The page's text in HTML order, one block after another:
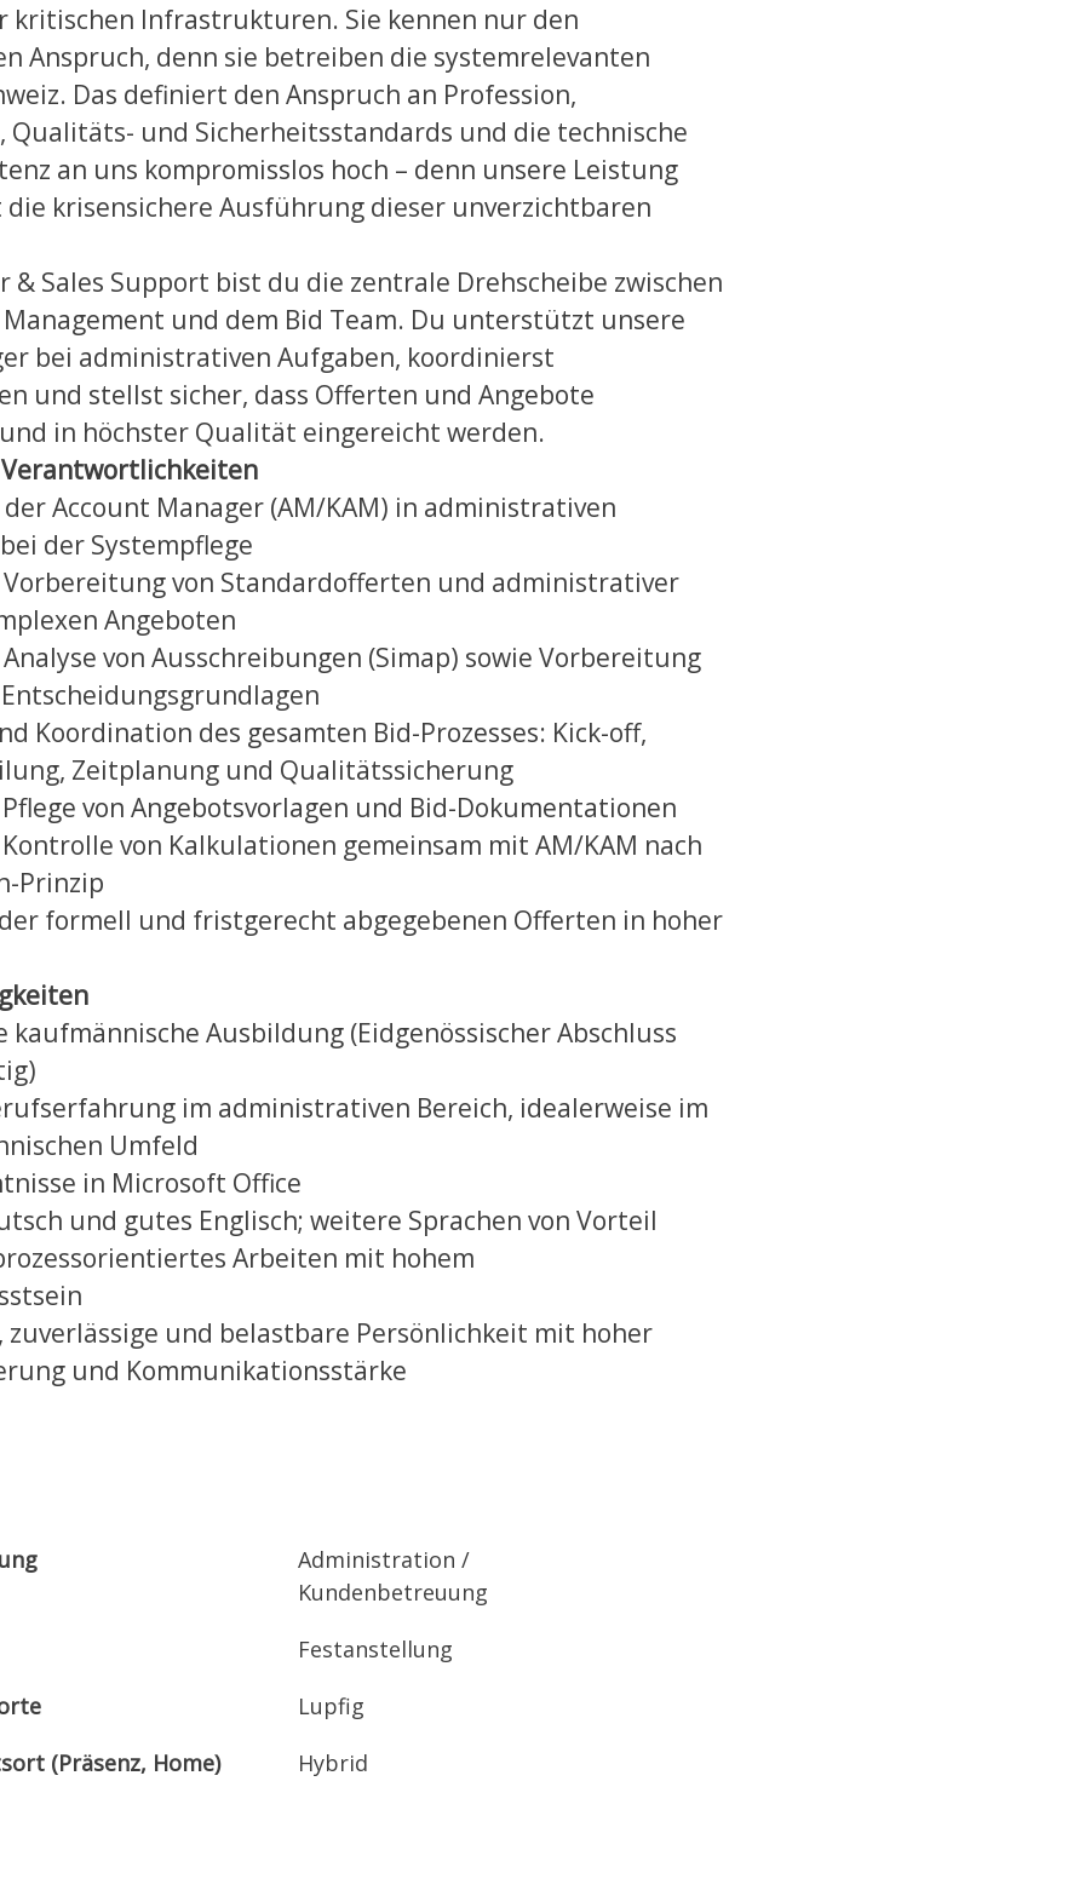
kritischen Infrastrukturen. Sie kennen nur den
Anspruch, denn sie betreiben die systemrelevanten
Das definiert den Anspruch an Profession,
Qualitäts- und Sicherheitsstandards und die technische
an uns kompromisslos hoch – denn unsere Leistung
krisensichere Ausführung dieser unverzichtbaren
& Sales Support bist du die zentrale Drehscheibe zwischen
Management und dem Bid Team. Du unterstützt unsere
bei administrativen Aufgaben, koordinierst
und stellst sicher, dass Offerten und Angebote
in höchster Qualität eingereicht werden.
Account Manager (AM/KAM) in administrativen
der Systempflege
von Standardofferten und administrativer
Angeboten
von Ausschreibungen (Simap) sowie Vorbereitung
Koordination des gesamten Bid-Prozesses: Kick-off,
Zeitplanung und Qualitätssicherung
von Angebotsvorlagen und Bid-Dokumentationen
von Kalkulationen gemeinsam mit AM/KAM nach
Prinzip
formell und fristgerecht abgegebenen Offerten in hoher
kaufmännische Ausbildung (Eidgenössischer Abschluss
im administrativen Bereich, idealerweise im
Umfeld
in Microsoft Office
und gutes Englisch; weitere Sprachen von Vorteil
Arbeiten mit hohem
zuverlässige und belastbare Persönlichkeit mit hoher
und Kommunikationsstärke
Administration /
Kundenbetreuung
Festanstellung
Lupfig
(Präsenz, Home)
Hybrid